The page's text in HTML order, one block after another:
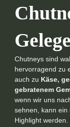
Chutneys sind
hervorragend zu
auch zu Käse,
gebratenem
wenn wir uns
sehnen, kann ein
Highlight